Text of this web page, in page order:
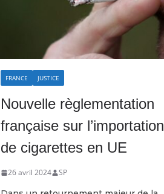
FRANCE JUSTICE
Nouvelle règlementation
française sur l’importation
de cigarettes en UE
26 avril 2024 SP